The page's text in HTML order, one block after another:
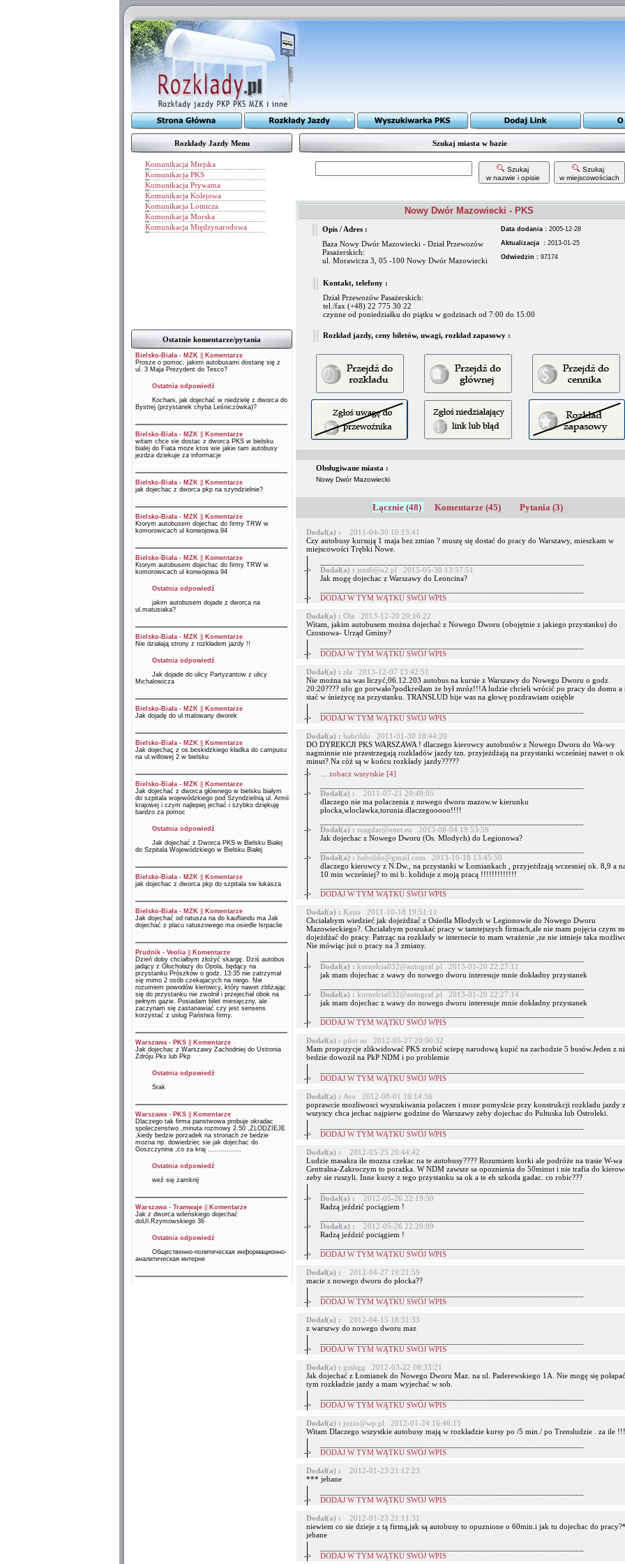
Rozkłady Jazdy Menu
Komunikacja Miejska
Komunikacja PKS
Komunikacja Prywatna
Komunikacja Kolejowa
Komunikacja Lotnicza
Komunikacja Morska
Komunikacja Międzynarodowa
Ostatnie komentarze/pytania
Bielsko-Biała - MZK||
Komentarze
Prosze o pomoc, jakimi autobusami dostanę się z
ul. 3 Maja Prezydent do Tesco?
Ostatnia odpowiedź
Kochani, jak dojechać w niedzielę z dworca do
Bystrej (przystanek chyba Leśniczówka)?
Bielsko-Biała - MZK||
Komentarze
witam chce sie dostac z dworca PKS w bielsku
bialej do Fiata moze ktos wie jakie tam autobusy
jezdza dziekuje za informacje
Bielsko-Biała - MZK||
Komentarze
jak dojechac z dworca pkp na szyndzielnie?
Bielsko-Biała - MZK||
Komentarze
Ktorym autobusem dojechac do firmy TRW w
komorowicach ul konwojowa 94
Bielsko-Biała - MZK||
Komentarze
Ktorym autobusem dojechac do firmy TRW w
komorowicach ul konwojowa 94
Ostatnia odpowiedź
jakim autobusem dojade z dworca na
ul.matusiaka?
Bielsko-Biała - MZK||
Komentarze
Nie działają strony z rozkładem jazdy !!
Ostatnia odpowiedź
Jak dojade do ulicy Partyzantow z ulicy
Michalowicza
Bielsko-Biała - MZK||
Komentarze
Jak dojadę do ul.malowany dworek
Bielsko-Biała - MZK||
Komentarze
Jak dojechaç z os.beskidzkiego kładka do campusu
na ul.willowej 2 w bielsku
Bielsko-Biała - MZK||
Komentarze
Jak dojechać z dworca głównego w bielsku białym
do szpitala wojewódzkiego pod Szyndzielnią ul. Armii
krajowej i czym najlepiej jechać i szybko dziękuję
bardzo za pomoc
Ostatnia odpowiedź
Jak dojechać z Dworca PKS w Bielsku Białej
do Szpitala Wojewódzkiego w Bielsku Białej
Bielsko-Biała - MZK||
Komentarze
jak dojechac z dworca pkp do szpitala sw łukasza
Bielsko-Biała - MZK||
Komentarze
Jak dojechać od ratusza na do kauflandu ma Jak
dojechać z placu ratuszowego ma osiedle lsrpaclie
Prudnik - Veolia||
Komentarze
Dzień doby chciałbym złożyć skargę. Dziś autobus
jadący z Głuchołazy do Opola, będący na
przystanku Prószków o godz. 13:35 nie zatrzymał
się mimo 2 osób czekajacych na niego. Nie
rozumiem powodów kierowcy, który nawet zbliżając
się do przystanku nie zwolnił i przejechał obok na
pełnym gazie. Posiadam bilet miesięczny, ale
zaczynam się zastanawiać czy jest sensens
korzystać z usług Państwa firmy.
Warszawa - PKS||
Komentarze
Jak dojechac z Warszawy Zachodniej do Ustronia
Zdróju Pks lub Pkp
Ostatnia odpowiedź
Srak
Warszawa - PKS||
Komentarze
Dlaczego tak firma panstwowa probuje okradac
spoleczenstwo ,minuta rozmowy 2.50 ,ZLODZIEJE
,kiedy bedzie porzadek na stronach ze bedzie
mozna np. dowiedziec sie jak dojechac do
Goszczynina ,co za kraj ................
Ostatnia odpowiedź
weź się zamknij
Warszawa - Tramwaje||
Komentarze
Jak z dworca wileńskiego dojechać
doUl.Rzymowskiego 36
Ostatnia odpowiedź
Общественно-политическая информационно-
аналитическая интерне
Szukaj miasta w bazie
Szukaj
w nazwie i opisie
Szukaj
w miejscowościach
Nowy Dwór Mazowiecki - PKS
Opis / Adres : Data dodania : 2005-12-28
Baza Nowy Dwór Mazowiecki - Dział Przewozów
Pasażerskich:
ul. Morawicza 3, 05 -100 Nowy Dwór Mazowiecki
Aktualizacja : 2013-01-25
Odwiedzin : 97174
Kontakt, telefony :
Dział Przewozów Pasażerskich:
tel./fax (+48) 22 775 30 22
czynne od poniedziałku do piątku w godzinach od 7:00 do 15:00
Rozkład jazdy, ceny biletów, uwagi, rozkład zapasowy :
Obsługiwane miasta :
Nowy Dwór Mazowiecki
Łącznie (48) Komentarze (45) Pytania (3)
Dodał(a) :
2011-04-30 16:13:41
Czy autobusy kursują 1 maja bez zmian ? muszę się dostać do pracy do Warszawy, mieszkam w
miejscowości Trębki Nowe.
->
Dodał(a) : jeni6@o2.pl 2015-05-30 13:57:51
Jak mogę dojechac z Warszawy do Leoncina?
->
DODAJ W TYM WĄTKU SWÓJ WPIS
Dodał(a) : Ola 2013-12-20 20:16:22
Witam, jakim autobusem można dojechać z Nowego Dworu (obojętnie z jakiego przystanku) do
Czosnowa- Urząd Gminy?
->
DODAJ W TYM WĄTKU SWÓJ WPIS
Dodał(a) : zła 2013-12-07 13:42:51
Nie można na was liczyć,06.12.203 autobus na kursie z Warszawy do Nowego Dworu o godz
20:20???? ufo go porwało?podkreślam że był mróz!!!A ludzie chcieli wrócić po pracy do domu a
stać w śnieżycę na przystanku. TRANSLUD bije was na głowę pozdrawiam ozięble
->
DODAJ W TYM WĄTKU SWÓJ WPIS
Dodał(a) : habrildo 2011-01-30 18:44:20
DO DYREKCJI PKS WARSZAWA ! dlaczego kierowcy autobusów z Nowego Dworu do Wa-wy
nagminnie nie przestrzegają rozkladów jazdy tzn. przyjeżdżają na przystanki wcześniej nawet o
minut? Na cóż są w końcu rozkłady jazdy?????
->
... zobacz wszytskie [4]
->
Dodał(a) :
2011-07-21 20:49:05
dlaczego nie ma polaczenia z nowego dworu mazow.w kierunku
plocka,wloclawka,torunia.dlaczegooooo!!!!
->
Dodał(a) : magdar@onet.eu 2013-08-04 19:53:59
Jak dojechac z Nowego Dworu (Os. Mlodych) do Legionowa?
->
Dodał(a) : habrildo@gmail.com 2013-10-18 13:45:50
dlaczego kierowcy z N.Dw., na przystanki w Łomiankach , przyjeżdzają wczesniej ok. 8,9 a
10 min wcześniej? to mi b. koliduje z moją pracą !!!!!!!!!!!!!
->
DODAJ W TYM WĄTKU SWÓJ WPIS
Dodał(a) : Kasia 2011-10-18 19:51:11
Chciałabym wiedzieć jak dojeżdżać z Osiedla Młodych w Legionowie do Nowego Dworu
Mazowieckiego?. Chciałabym poszukać pracy w tamtejszych firmach,ale nie mam pojęcia czym
dojeżdżać do pracy. Patrząc na rozkłady w internecie to mam wrażenie ,ze nie istnieje taka
Nie mówiąc już o pracy na 3 zmiany.
->
Dodał(a) : kornelcia032@autograf.pl 2013-01-20 22:27:11
jak mam dojechac z wawy do nowego dworu interesuje mnie dokładny przystanek
->
Dodał(a) : kornelcia032@autograf.pl 2013-01-20 22:27:14
jak mam dojechac z wawy do nowego dworu interesuje mnie dokładny przystanek
->
DODAJ W TYM WĄTKU SWÓJ WPIS
Dodał(a) : pilot su 2012-05-27 20:00:32
Mam propozycje zlikwidować PKS zrobić sciepę narodową kupić na zachodzie 5 busów.Jeden z
bedzie dowoził na PkP NDM i po problemie
->
DODAJ W TYM WĄTKU SWÓJ WPIS
Dodał(a) : Ave 2012-08-01 16:14:56
poprawcie mozliwosci wyszukiwania polaczen i moze pomyslcie przy konstrukcji rozkladu jazdy
wszyscy chca jechac najpierw godzine do Warszawy zeby dojechac do Pultuska lub Ostroleki.
->
DODAJ W TYM WĄTKU SWÓJ WPIS
Dodał(a) :
2012-05-25 20:44:42
Ludzie masakra ile mozna czekac na te autobusy???? Rozumiem korki ale podróże na trasie W-wa
Centralna-Zakroczym to porażka. W NDM zawsze sa opoznienia do 50minut i nie trafia do
zeby sie ruszyli. Inne kursy z tego przystanku sa ok a te eh szkoda gadac. co robic???
->
Dodał(a) :
2012-05-26 22:19:30
Radzą jeździć pociągiem !
->
Dodał(a) :
2012-05-26 22:20:09
Radzą jeździć pociągiem !
->
DODAJ W TYM WĄTKU SWÓJ WPIS
Dodał(a) :
2012-04-27 19:21:59
macie z nowego dworu do płocka??
->
DODAJ W TYM WĄTKU SWÓJ WPIS
Dodał(a) :
2012-04-15 18:31:33
z warszwy do nowego dworu maz
->
DODAJ W TYM WĄTKU SWÓJ WPIS
Dodał(a) : gsshgg 2012-03-22 08:33:21
Jak dojechać z Łomianek do Nowego Dworu Maz. na ul. Paderewskiego 1A. Nie mogę się
tym rozkładzie jazdy a mam wyjechać w sob.
->
DODAJ W TYM WĄTKU SWÓJ WPIS
Dodał(a) : jozio@wp.pl 2012-01-24 16:46:15
Witam Dlaczego wszystkie autobusy mają w rozkładzie kursy po /5 min./ po Trensludzie . za ile
->
DODAJ W TYM WĄTKU SWÓJ WPIS
Dodał(a) :
2012-01-23 21:12:23
*** jebane
->
DODAJ W TYM WĄTKU SWÓJ WPIS
Dodał(a) :
2012-01-23 21:11:31
niewiem co sie dzieje z tą firmą,jak są autobusy to opuznione o 60min.i jak tu dojechac do
jebane
->
DODAJ W TYM WĄTKU SWÓJ WPIS